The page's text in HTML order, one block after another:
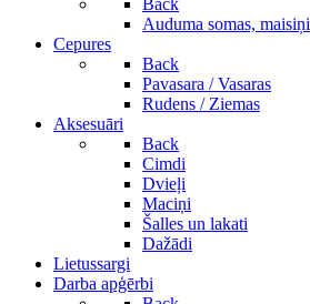
Back
Auduma somas, maisiņi
Cepures
Back
Pavasara / Vasaras
Rudens / Ziemas
Aksesuāri
Back
Cimdi
Dvieļi
Maciņi
Šalles un lakati
Dažādi
Lietussargi
Darba apģērbi